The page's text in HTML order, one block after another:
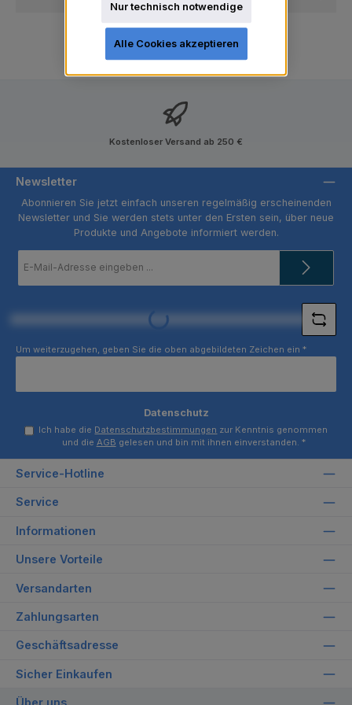
Kostenloser Versand ab 250 €
Newsletter
Abonnieren Sie jetzt einfach unseren regelmäßig erscheinenden
Newsletter und Sie werden stets unter den Ersten sein, über neue
Produkte und Angebote informiert werden.
Mail-
Loading...
Um weiterzugehen, geben Sie die oben abgebildeten Zeichen ein *
Datenschutz
Ich habe die Datenschutzbestimmungen zur Kenntnis genommen
und die AGB gelesen und bin mit ihnen einverstanden. *
Service-Hotline
Service
Informationen
Unsere Vorteile
Versandarten
Zahlungsarten
Geschäftsadresse
Sicher Einkaufen
Über uns
Nur technisch notwendige
Alle Cookies akzeptieren